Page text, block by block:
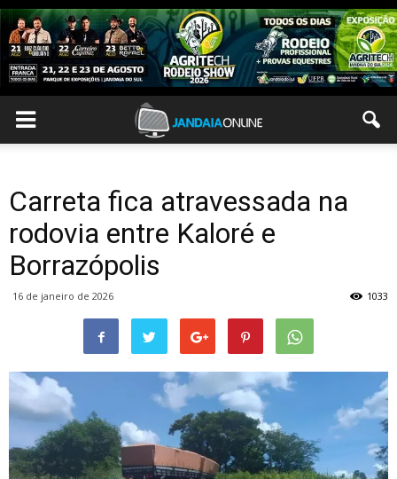
Carreta fica atravessada na
rodovia entre Kaloré e
Borrazópolis
16 de janeiro de 2026 1033